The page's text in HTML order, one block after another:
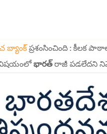
బ్యాంక్ప్రశంసించింది : కీలక
విషయంలోభారత్రాజీ పడలేదని